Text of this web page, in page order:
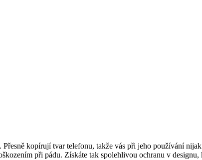
kopírují tvar telefonu, takže vás při jeho používání
při pádu. Získáte tak spolehlivou ochranu v